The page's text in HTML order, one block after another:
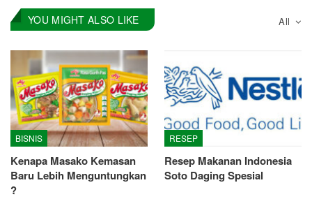
All
YOU MIGHT ALSO LIKE
BISNIS
Kenapa Masako Kemasan
Baru Lebih Menguntungkan
?
RESEP
Resep Makanan Indonesia
Soto Daging Spesial